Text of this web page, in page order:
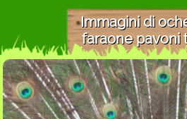
Immagini di
faraone pavoni